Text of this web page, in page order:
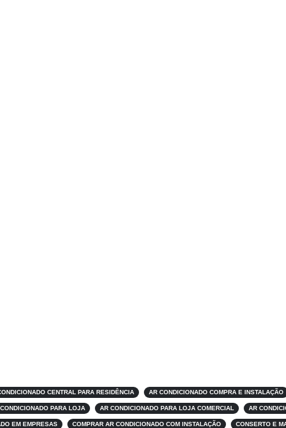
CENTRAL PARA RESIDÊNCIA AR CONDICIONADO COMPRA E INSTALAÇÃO
PARA LOJA AR CONDICIONADO PARA LOJA COMERCIAL AR
EM EMPRESAS COMPRAR AR CONDICIONADO COM INSTALAÇÃO CONSERTO E